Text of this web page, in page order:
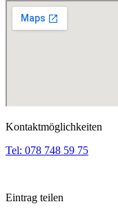
Kontaktmöglichkeiten
Tel: 078 748 59 75
Eintrag teilen